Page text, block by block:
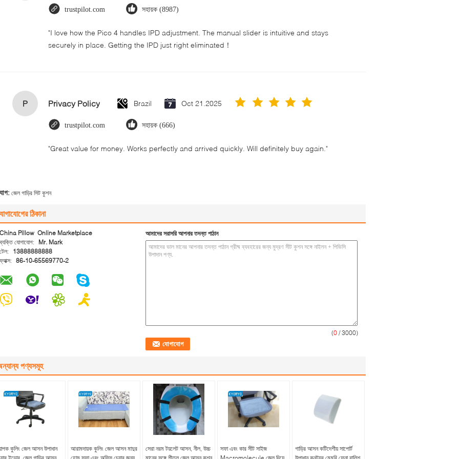
trustpilot.com সহায়ক (8987)
"I love how the Pico 4 handles IPD adjustment. The manual slider is intuitive and stays
securely in place. Getting the IPD just right eliminated！
P Privacy Policy Brazil Oct 21.2025
trustpilot.com সহায়ক (666)
"Great value for money. Works perfectly and arrived quickly. Will definitely buy again."
জেল গাড়ির সিট কুশন
ঠিকানা
China Pillow Online Marketplace
ব্যক্তি যোগাযোগ:
Mr. Mark
টেল:
13888888888
ফ্যাক্স: 86-10-65569770-2
আমাদের সরাসরি আপনার তদন্ত পাঠান
(0 / 3000)
পণ্যসমূহ
কুলিং জেল আসন উপাধান
আরামদায়ক কুলিং জেল আসন মাদুর
সেরা নরম টয়লেট আসন, নীল, উচ্চ
সফা এবং কার সীট সাইজ
গাড়ির আসন কটিদেশীয় সাপোর্ট